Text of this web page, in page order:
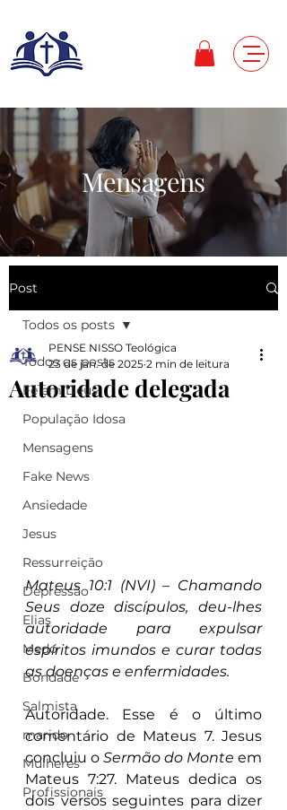
Mensagens
Post
Todos os posts
Fé em Deus
População Idosa
Mensagens
Fake News
Ansiedade
Jesus
Ressurreição
Depressão
Elias
Medo
Bondade
Salmista
marido
Mulheres
Profissionais
Todos os posts
Autoridade delegada
PENSE NISSO Teológica
23 de jan. de 2025 2 min de leitura
Mateus 10:1 (NVI) – Chamando
Seus doze discípulos, deu-lhes
autoridade para expulsar
espíritos imundos e curar todas
as doenças e enfermidades.
Autoridade. Esse é o último
comentário de Mateus 7. Jesus
concluiu o Sermão do Monte em
Mateus 7:27. Mateus dedica os
dois versos seguintes para dizer